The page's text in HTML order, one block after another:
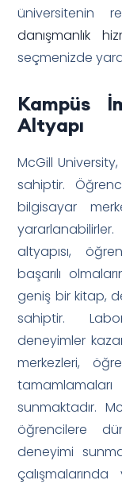
üniversitenin
danışmanlık
seçmenizde
Kampüs
Altyapı
McGill
sahiptir.
bilgisayar
altyapısı,
başarılı
geniş bir kitap,
sahiptir.
deneyimler
merkezleri,
sunmaktadır.
öğrencilere
deneyimi